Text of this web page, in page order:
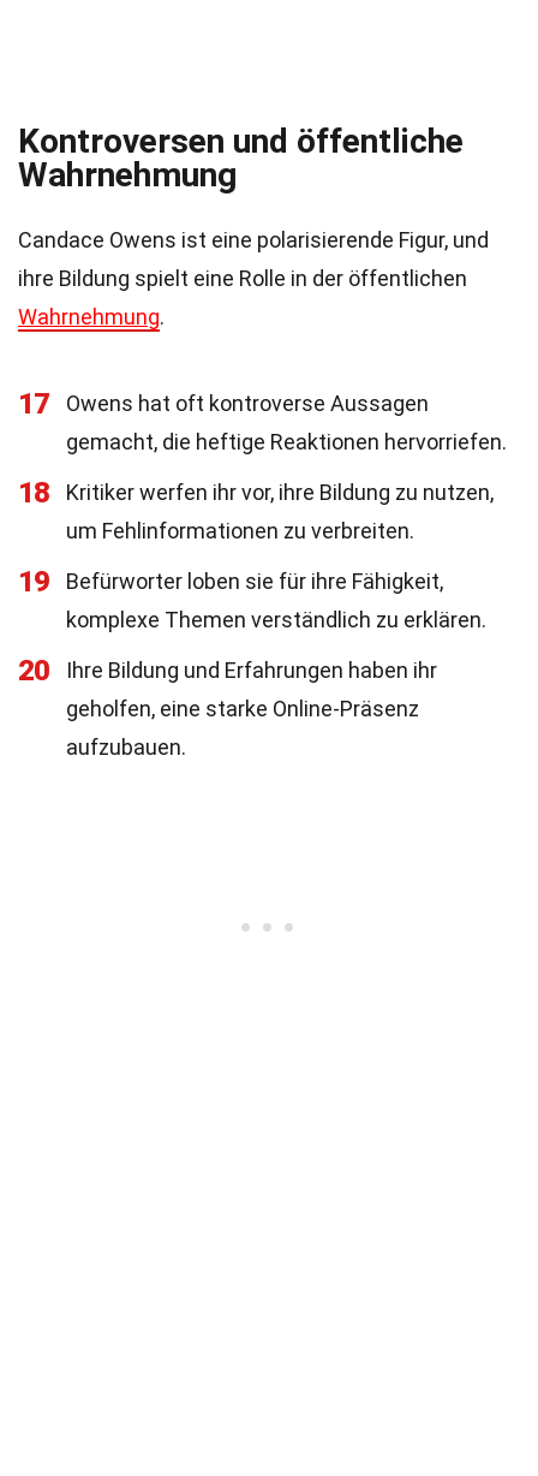
Kontroversen und öffentliche
Wahrnehmung
Candace Owens ist eine polarisierende Figur, und
ihre Bildung spielt eine Rolle in der öffentlichen
Wahrnehmung.
17
Owens hat oft kontroverse Aussagen
gemacht, die heftige Reaktionen hervorriefen.
18
Kritiker werfen ihr vor, ihre Bildung zu nutzen,
um Fehlinformationen zu verbreiten.
19
Befürworter loben sie für ihre Fähigkeit,
komplexe Themen verständlich zu erklären.
20
Ihre Bildung und Erfahrungen haben ihr
geholfen, eine starke Online-Präsenz
aufzubauen.